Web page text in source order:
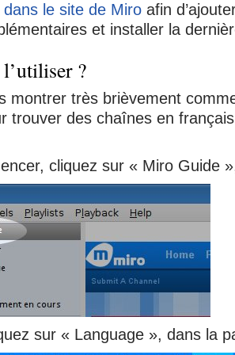
le site de Miro afin
et installer la
?
montrer très brièvement
trouver des chaînes en
cliquez sur « Miro Guide
sur « Language », dans la